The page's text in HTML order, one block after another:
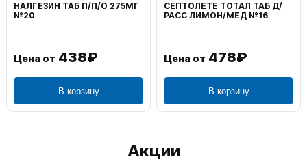
НАЛГЕЗИН ТАБ П/П/О 275МГ
№20
Цена от 438₽
В корзину
СЕПТОЛЕТЕ ТОТАЛ ТАБ Д/
РАСС ЛИМОН/МЕД №16
Цена от 478₽
В корзину
Акции